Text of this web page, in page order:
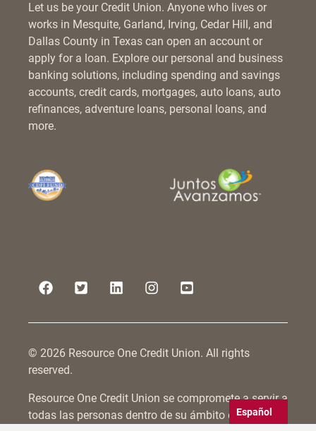
Let us be your Credit Union. Anyone who lives or
works in Mesquite, Garland, Irving, Cedar Hill, and
Dallas County in Texas can open an account or
apply for a loan. Explore our personal and business
banking solutions, including spending and savings
accounts, credit cards, mortgages, auto loans, auto
refinances, adventure loans, personal loans, and
more.
© 2026 Resource One Credit Union. All rights
reserved.
Resource One Credit Union se compromete a servir a
todas las personas dentro de su ámbito deEspañol